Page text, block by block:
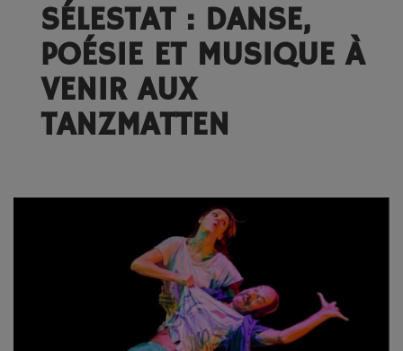
SÉLESTAT : DANSE,
POÉSIE ET MUSIQUE À
VENIR AUX
TANZMATTEN